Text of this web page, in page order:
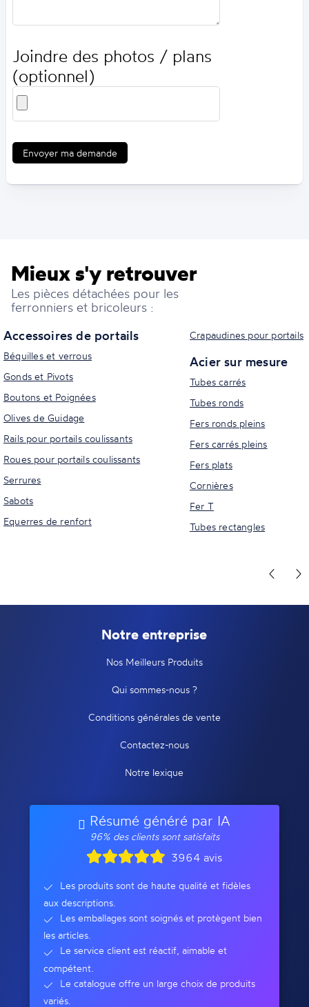
Joindre des photos / plans
(optionnel)
Envoyer ma demande
Mieux s'y retrouver
Les pièces détachées pour les
ferronniers et bricoleurs :
Accessoires de portails
Béquilles et verrous
Gonds et Pivots
Boutons et Poignées
Olives de Guidage
Rails pour portails coulissants
Roues pour portails coulissants
Serrures
Sabots
Equerres de renfort
Crapaudines pour portails
Acier sur mesure
Tubes carrés
Tubes ronds
Fers ronds pleins
Fers carrés pleins
Fers plats
Cornières
Fer T
Tubes rectangles
Notre entreprise
Nos Meilleurs Produits
Qui sommes-nous ?
Conditions générales de vente
Contactez-nous
Notre lexique
Résumé généré par IA
96% des clients sont satisfaits
3964 avis
Les produits sont de haute qualité et fidèles
aux descriptions.
Les emballages sont soignés et protègent bien
les articles.
Le service client est réactif, aimable et
compétent.
Le catalogue offre un large choix de produits
variés.